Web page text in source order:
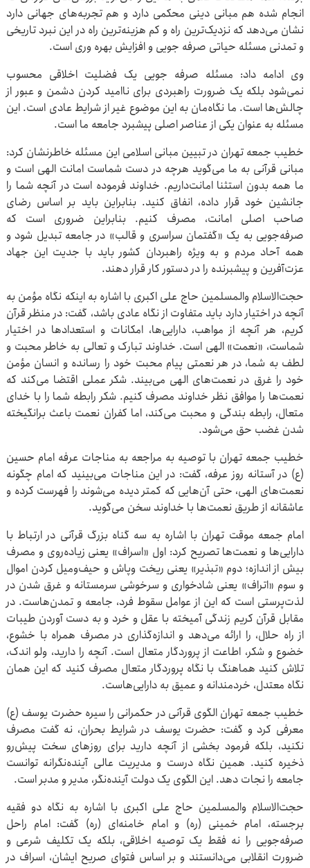
انجام شده هم مبانی دینی محکمی دارد و هم تجربه‌های جهانی دارد
نشان می‌دهد که نزدیک‌ترین راه و کم هزینه‌ترین راه در این نبرد تاریخی
و تمدنی مسئله حیاتی صرفه جویی و افزایش بهره وری است.
وی ادامه داد: مسئله صرفه جویی یک فضلیت اخلاقی محسوب
نمی‌شود بلکه یک ضرورت راهبردی برای ناامید کردن دشمن و عبور از
چالش‌ها است. ما نگاه‌مان به این موضوع غیر از شرایط عادی است. این
مسئله به عنوان یکی از عناصر اصلی پیشبرد جامعه ما است.
خطیب جمعه تهران در تبیین مبانی اسلامی این مسئله خاطرنشان کرد:
مبانی قرآنی به ما می‌گوید هرچه در دست شماست امانت الهی است و
ما همه بدون استثنا امانت‌داریم. خداوند فرموده است در آنچه شما را
جانشین خود قرار داده، انفاق کنید. بنابراین باید بر اساس رضای
صاحب اصلی امانت، مصرف کنیم. بنابراین ضروری است که
صرفه‌جویی به یک «گفتمان سراسری و قالب» در جامعه تبدیل شود و
همه آحاد مردم و به ویژه راهبردان کشور باید با جدیت این جهاد
عزت‌آفرین و پیشبرنده را در دستور کار قرار دهند.
حجت‌الاسلام والمسلمین حاج علی اکبری با اشاره به اینکه نگاه مؤمن به
آنچه در اختیار دارد باید متفاوت از نگاه عادی باشد، گفت: در منظر قرآن
کریم، هر آنچه از مواهب، دارایی‌ها، امکانات و استعدادها در اختیار
شماست، «نعمت» الهی است. خداوند تبارک و تعالی به خاطر محبت و
لطف به شما، در هر نعمتی پیام محبت خود را رسانده و انسان مؤمن
خود را غرق در نعمت‌های الهی می‌بیند. شکر عملی اقتضا می‌کند که
نعمت‌ها را موافق نظر خداوند مصرف کنیم. شکر رابطه شما را با خدای
متعال، رابطه بندگی و محبت می‌کند، اما کفران نعمت باعث برانگیخته
شدن غضب حق می‌شود.
خطیب جمعه تهران با توصیه به مراجعه به مناجات عرفه امام حسین
(ع) در آستانه روز عرفه، گفت: در این مناجات می‌بینید که امام چگونه
نعمت‌های الهی، حتی آن‌هایی که کمتر دیده می‌شوند را فهرست کرده و
عاشقانه از طریق نعمت‌ها با خداوند سخن می‌گوید.
امام جمعه موقت تهران با اشاره به سه گناه بزرگ قرآنی در ارتباط با
دارایی‌ها و نعمت‌ها تصریح کرد: اول «اسراف» یعنی زیاده‌روی و مصرف
بیش از اندازه؛ دوم «تبذیر» یعنی ریخت وپاش و حیف‌ومیل کردن اموال
و سوم «اتراف» یعنی شادخواری و سرخوشی سرمستانه و غرق شدن در
لذت‌پرستی است که این از عوامل سقوط فرد، جامعه و تمدن‌هاست. در
مقابل قرآن کریم زندگی آمیخته با عقل و خرد و به دست آوردن طیبات
از راه حلال، را ارائه می‌دهد و اندازه‌گذاری در مصرف همراه با خشوع،
خضوع و شکر، اطاعت از پروردگار متعال است. آنچه را دارید، ولو اندک،
تلاش کنید هماهنگ با نگاه پروردگار متعال مصرف کنید که این همان
نگاه معتدل، خردمندانه و عمیق به دارایی‌هاست.
خطیب جمعه تهران الگوی قرآنی در حکمرانی را سیره حضرت یوسف (ع)
معرفی کرد و گفت: حضرت یوسف در شرایط بحران، نه گفت مصرف
نکنید، بلکه فرمود بخشی از آنچه دارید برای روزهای سخت پیش‌رو
ذخیره کنید. همین نگاه درست و مدیریت عالی آینده‌نگرانه توانست
جامعه را نجات دهد. این الگوی یک دولت آینده‌نگر، مدیر و مدبر است.
حجت‌الاسلام والمسلمین حاج علی اکبری با اشاره به نگاه دو فقیه
برجسته، امام خمینی (ره) و امام خامنه‌ای (ره) گفت: امام راحل
صرفه‌جویی را نه فقط یک توصیه اخلاقی، بلکه یک تکلیف شرعی و
ضرورت انقلابی می‌دانستند و بر اساس فتوای صریح ایشان، اسراف در